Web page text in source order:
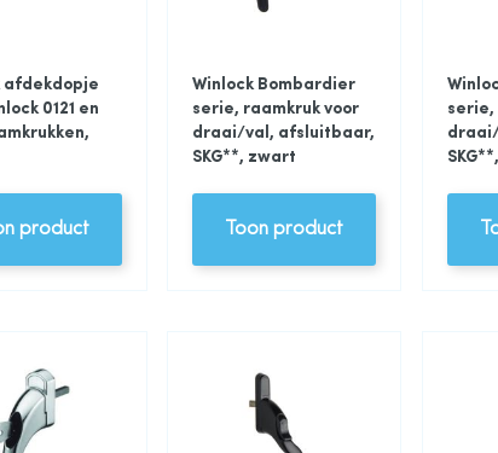
afdekdopje
0121 en
product
Winlock Bombardier
serie, raamkruk voor
draai/val, afsluitbaar,
SKG**, zwart
Toon product
serie,